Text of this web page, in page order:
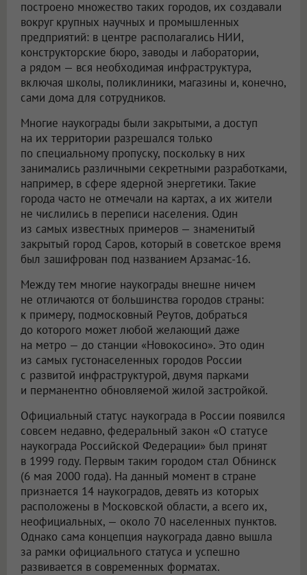
построено множество таких городов, их создавали
вокруг крупных научных и промышленных
предприятий: в центре располагались НИИ,
конструкторские бюро, заводы и лаборатории,
а рядом — вся необходимая инфраструктура,
включая школы, поликлиники, магазины и, конечно,
сами дома для сотрудников.
Многие наукограды были закрытыми, а доступ
на их территории разрешался только
по специальному пропуску, поскольку в них
занимались различными секретными разработками,
например, в сфере ядерной энергетики. Такие
города часто не отмечали на картах, а их жители
не числились в переписи населения. Один
из самых известных примеров — знаменитый
закрытый город Саров, который в советское время
был зашифрован под названием Арзамас-16.
Между тем многие наукограды внешне ничем
не отличаются от большинства городов страны:
к примеру, подмосковный Реутов, добраться
до которого может любой желающий даже
на метро — до станции «Новокосино». Это один
из самых густонаселенных городов России
с развитой инфраструктурой, двумя парками
и перманентно обновляемой жилой застройкой.
Официальный статус наукограда в России появился
совсем недавно, федеральный закон «О статусе
наукограда Российской Федерации» был принят
в 1999 году. Первым таким городом стал Обнинск
(6 мая 2000 года). На данный момент в стране
признается 14 наукоградов, девять из которых
расположены в Московской области, а всего их,
неофициальных, — около 70 населенных пунктов.
Однако сама концепция наукограда давно вышла
за рамки официального статуса и успешно
развивается в современных форматах.